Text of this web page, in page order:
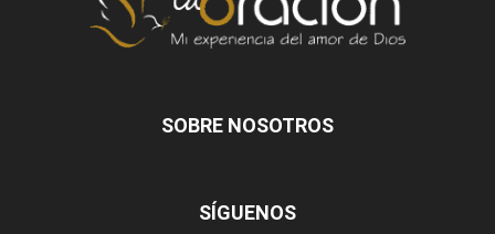
SOBRE NOSOTROS
SÍGUENOS